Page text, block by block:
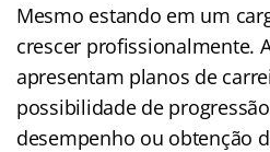
Mesmo estando em um
crescer profissionalmente.
apresentam planos de
possibilidade de
desempenho ou obtenção